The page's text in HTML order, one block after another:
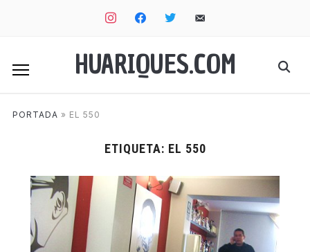
instagramfacebooktwitter
email-
HUARIQUES.COM
PORTADA » EL 550
ETIQUETA: EL 550